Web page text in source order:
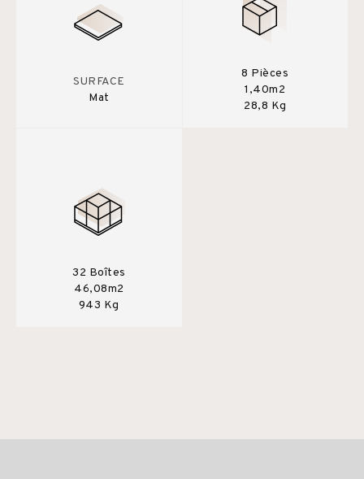
SURFACE
Mat
8 Pièces
1,40m2
28,8 Kg
32 Boîtes
46,08m2
943 Kg